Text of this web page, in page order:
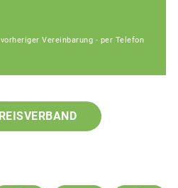
Vereinbarung - per Telefon